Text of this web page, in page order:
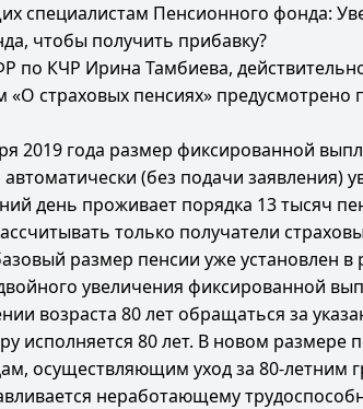
Пенсионного фонда:
чтобы получить прибавку?
КЧР Ирина Тамбиева,
страховых пенсиях»
2019 года размер фиксированной
(без подачи заявления)
день проживает порядка 13 тысяч
только получатели
размер пенсии уже установлен в
увеличения фиксированной
возраста 80 лет обращаться за
исполняется 80 лет. В новом
осуществляющим уход за 80-летним
неработающему